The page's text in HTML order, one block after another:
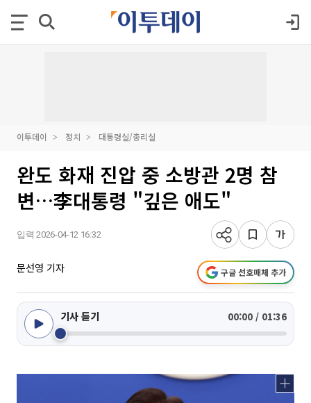
이투데이 정치 대통령실/총리실
완도 화재 진압 중 소방관 2명 참
변…李대통령 "깊은 애도"
입력 2026-04-12 16:32
문선영 기자 구글 선호매체 추가
기사 듣기 00:00 / 01:36